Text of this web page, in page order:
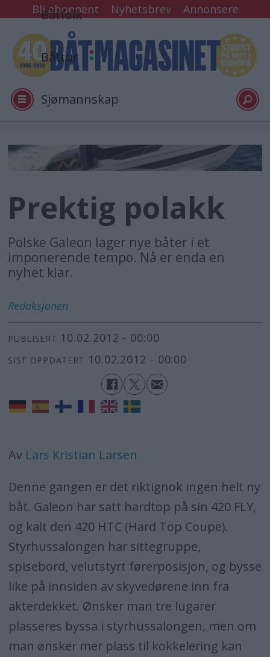
Bli abonnent Nyhetsbrev Annonsere
Båtfolk
Båttur
Sjømannskap
Tester
Logg inn
Prektig polakk
Polske Galeon lager nye båter i et
imponerende tempo. Nå er enda en
nyhet klar.
Redaksjonen
PUBLISERT 10.02.2012 - 00:00
SIST OPPDATERT 10.02.2012 - 00:00
Av Lars Kristian Larsen
Denne gangen er det riktignok ingen helt ny
båt. Galeon har satt hardtop på sin 420 FLY,
og kalt den 420 HTC (Hard Top Coupe).
Styrhussalongen har sittegruppe,
spisebord, velutstyrt førerposisjon, og bysse
like på innsiden av skyvedørene inn fra
akterdekket. Ønsker man tre lugarer
plasseres byssa i styrhussalongen, men om
man ønsker mer plass til kokkelering kan